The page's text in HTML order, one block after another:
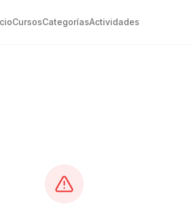
CursosCategoríasActividades